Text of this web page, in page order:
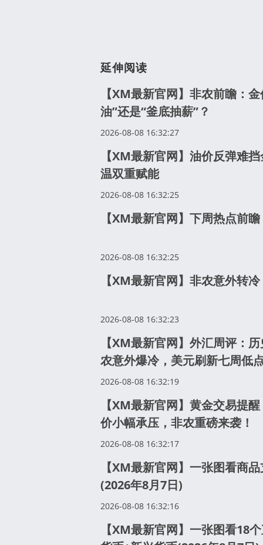
延伸阅读
【XM最新官网】非农前瞻：
油”还是“釜底抽薪”？
2026-08-08 16:32:27
【XM最新官网】油价反弹难
温双重赋能
2026-08-08 16:32:25
【XM最新官网】下周热点前
2026-08-08 16:32:25
【XM最新官网】非农意外转
2026-08-08 16:32:23
【XM最新官网】外汇周评：
农意外爆冷，美元刷新七周低
2026-08-08 16:32:19
【XM最新官网】黄金交易提
价小幅承压，非农重磅来袭！
2026-08-08 16:32:17
【XM最新官网】一张图看商
(2026年8月7日)
2026-08-08 16:32:16
【XM最新官网】一张图看18